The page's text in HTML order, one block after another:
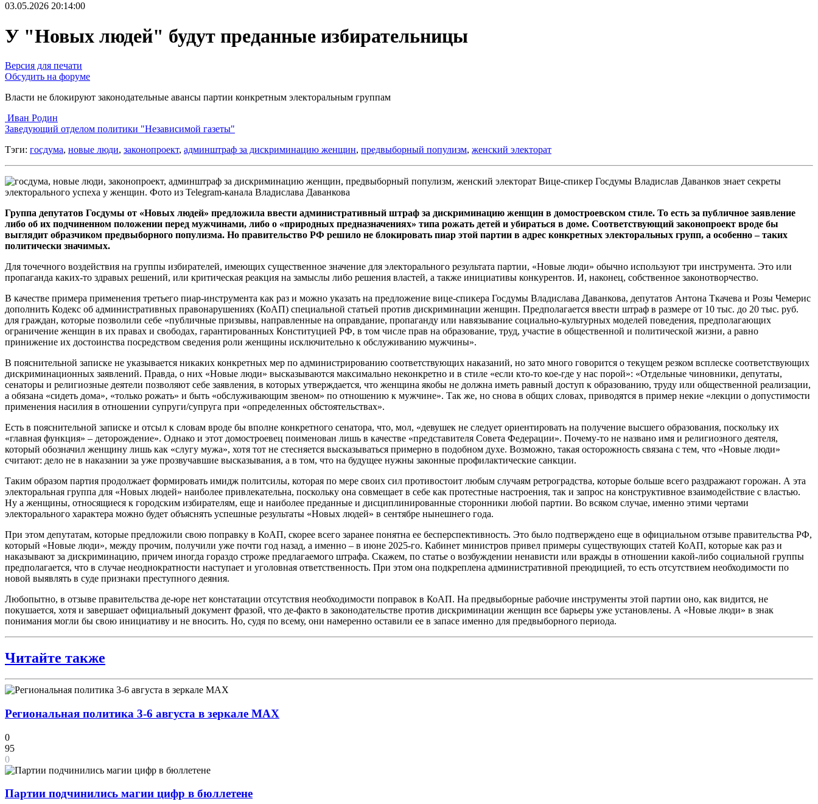
03.05.2026 20:14:00
У "Новых людей" будут преданные избирательницы
Версия для печати
Обсудить на форуме
Власти не блокируют законодательные авансы партии конкретным электоральным группам
Иван Родин
Заведующий отделом политики "Независимой газеты"
Тэги: госдума, новые люди, законопроект, админштраф за дискриминацию женщин, предвыборный популизм, женский электорат
Вице-спикер Госдумы Владислав Даванков знает секреты
электорального успеха у женщин. Фото из Telegram-канала Владислава Даванкова
Группа депутатов Госдумы от «Новых людей» предложила ввести административный штраф за дискриминацию женщин в домостроевском стиле. То есть за публичное заявление
либо об их подчиненном положении перед мужчинами, либо о «природных предназначениях» типа рожать детей и убираться в доме. Соответствующий законопроект вроде бы
выглядит образчиком предвыборного популизма. Но правительство РФ решило не блокировать пиар этой партии в адрес конкретных электоральных групп, а особенно – таких
политически значимых.
Для точечного воздействия на группы избирателей, имеющих существенное значение для электорального результата партии, «Новые люди» обычно используют три инструмента. Это или
пропаганда каких-то здравых решений, или критическая реакция на замыслы либо решения властей, а также инициативы конкурентов. И, наконец, собственное законотворчество.
В качестве примера применения третьего пиар-инструмента как раз и можно указать на предложение вице-спикера Госдумы Владислава Даванкова, депутатов Антона Ткачева и Розы Чемерис
дополнить Кодекс об административных правонарушениях (КоАП) специальной статьей против дискриминации женщин. Предполагается ввести штраф в размере от 10 тыс. до 20 тыс. руб.
для граждан, которые позволили себе «публичные призывы, направленные на оправдание, пропаганду или навязывание социально-культурных моделей поведения, предполагающих
ограничение женщин в их правах и свободах, гарантированных Конституцией РФ, в том числе прав на образование, труд, участие в общественной и политической жизни, а равно
принижение их достоинства посредством сведения роли женщины исключительно к обслуживанию мужчины».
В пояснительной записке не указывается никаких конкретных мер по администрированию соответствующих наказаний, но зато много говорится о текущем резком всплеске соответствующих
дискриминационных заявлений. Правда, о них «Новые люди» высказываются максимально неконкретно и в стиле «если кто-то кое-где у нас порой»: «Отдельные чиновники, депутаты,
сенаторы и религиозные деятели позволяют себе заявления, в которых утверждается, что женщина якобы не должна иметь равный доступ к образованию, труду или общественной реализации,
а обязана «сидеть дома», «только рожать» и быть «обслуживающим звеном» по отношению к мужчине». Так же, но снова в общих словах, приводятся в пример некие «лекции о допустимости
применения насилия в отношении супруги/супруга при «определенных обстоятельствах».
Есть в пояснительной записке и отсыл к словам вроде бы вполне конкретного сенатора, что, мол, «девушек не следует ориентировать на получение высшего образования, поскольку их
«главная функция» – деторождение». Однако и этот домостроевец поименован лишь в качестве «представителя Совета Федерации». Почему-то не названо имя и религиозного деятеля,
который обозначил женщину лишь как «слугу мужа», хотя тот не стесняется высказываться примерно в подобном духе. Возможно, такая осторожность связана с тем, что «Новые люди»
считают: дело не в наказании за уже прозвучавшие высказывания, а в том, что на будущее нужны законные профилактические санкции.
Таким образом партия продолжает формировать имидж политсилы, которая по мере своих сил противостоит любым случаям ретроградства, которые больше всего раздражают горожан. А эта
электоральная группа для «Новых людей» наиболее привлекательна, поскольку она совмещает в себе как протестные настроения, так и запрос на конструктивное взаимодействие с властью.
Ну а женщины, относящиеся к городским избирателям, еще и наиболее преданные и дисциплинированные сторонники любой партии. Во всяком случае, именно этими чертами
электорального характера можно будет объяснять успешные результаты «Новых людей» в сентябре нынешнего года.
При этом депутатам, которые предложили свою поправку в КоАП, скорее всего заранее понятна ее бесперспективность. Это было подтверждено еще в официальном отзыве правительства РФ,
который «Новые люди», между прочим, получили уже почти год назад, а именно – в июне 2025-го. Кабинет министров привел примеры существующих статей КоАП, которые как раз и
наказывают за дискриминацию, причем иногда гораздо строже предлагаемого штрафа. Скажем, по статье о возбуждении ненависти или вражды в отношении какой-либо социальной группы
предполагается, что в случае неоднократности наступает и уголовная ответственность. При этом она подкреплена административной преюдицией, то есть отсутствием необходимости по
новой выявлять в суде признаки преступного деяния.
Любопытно, в отзыве правительства де-юре нет констатации отсутствия необходимости поправок в КоАП. На предвыборные рабочие инструменты этой партии оно, как видится, не
покушается, хотя и завершает официальный документ фразой, что де-факто в законодательстве против дискриминации женщин все барьеры уже установлены. А «Новые люди» в знак
понимания могли бы свою инициативу и не вносить. Но, судя по всему, они намеренно оставили ее в запасе именно для предвыборного периода.
Читайте также
Региональная политика 3-6 августа в зеркале MAX
0
95
0
Партии подчинились магии цифр в бюллетене